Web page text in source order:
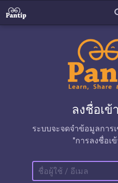
ลงชื่อเข้
ระบบจะจดจำข้อมูลกา
"การลงชื่อเ